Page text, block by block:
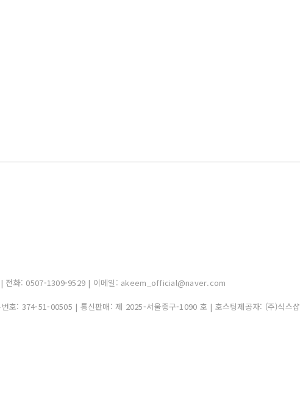
| 전화: 0507-1309-9529 | 이메일: akeem_official@naver.com
호: 374-51-00505 | 통신판매: 제 2025-서울중구-1090 호 | 호스팅제공자: (주)식스샵